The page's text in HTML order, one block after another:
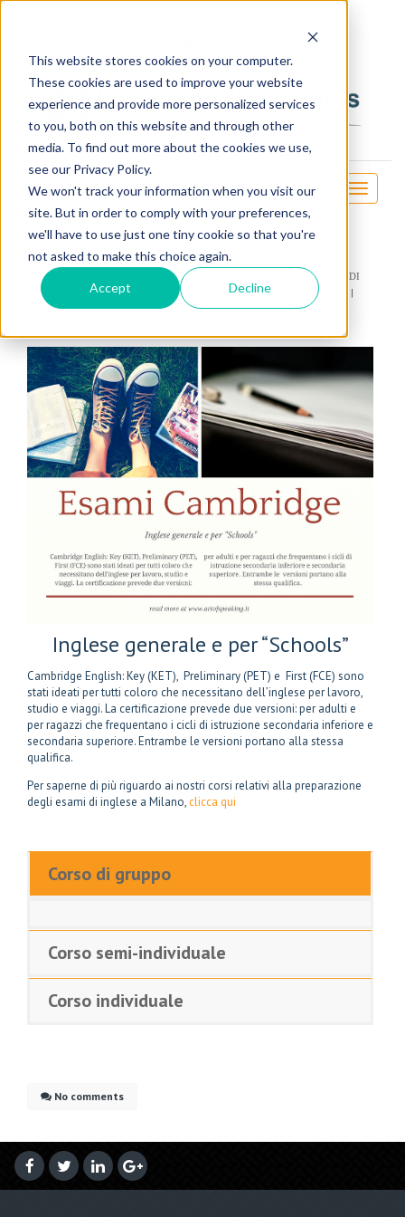
This website stores cookies on your computer.
These cookies are used to improve your website
experience and provide more personalized services
to you, both on this website and through other
media. To find out more about the cookies we use,
see our Privacy Policy.
We won't track your information when you visit our
site. But in order to comply with your preferences,
we'll have to use just one tiny cookie so that you're
not asked to make this choice again.
Accept Decline
Toggle
ESAMI CAMBRIDGE A MILANO
BUSINESS ENGLISH ENGLISH FOR SPECIFIC PURPOSES ,ESAMI DI
INGLESE
GENERAL ENGLISH ,MILANO byIan George Bolton
Aug 30, 2017
Tags:Cambridge,corso,English,esami,exam,
Inglese generale e per “Schools”
Cambridge English: Key (KET), Preliminary (PET) e First (FCE) sono
stati ideati per tutti coloro che necessitano dell’inglese per lavoro,
studio e viaggi. La certificazione prevede due versioni: per adulti e
per ragazzi che frequentano i cicli di istruzione secondaria inferiore e
secondaria superiore. Entrambe le versioni portano alla stessa
qualifica.
Per saperne di più riguardo ai nostri corsi relativi alla preparazione
degli esami di inglese a Milano, clicca qui
Corso di gruppo
Corso semi-individuale
Corso individuale
No comments